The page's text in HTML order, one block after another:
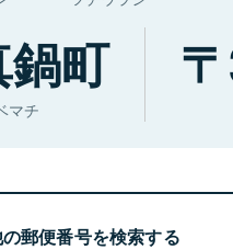
町
マチ
郵便番号を検索する